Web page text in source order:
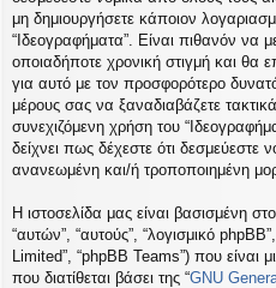
εις
μη δημιουργήσετε κάποιον
“Ιδεογραφήματα”. Είναι πιθανόν να
οποιαδήποτε χρονική στιγμή και θα
για αυτό με τον προσφορότερο
μέρους σας να ξαναδιαβάζετε
συνεχιζόμενη χρήση του
δείχνει πως δέχεστε ότι δεσμεύεστε
ανανεωμένη και/ή τροποποιημένη
Η ιστοσελίδα μας είναι βασισμένη
“αυτών”, “αυτούς”, “λογισμικό
Limited”, “phpBB Teams”) που είναι
που διατίθεται βάσει της “GNU